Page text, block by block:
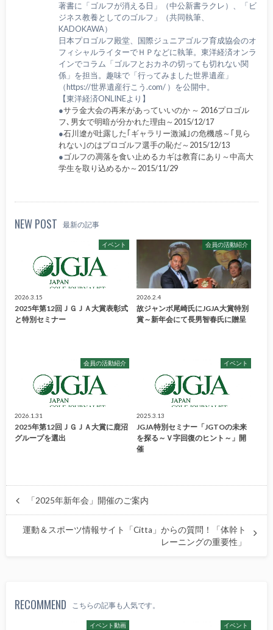
著書に「ゴルフが消える日」（中公新書ラクレ）、「ビ
ジネス教養としてのゴルフ」（共同執筆、
KADOKAWA）
日本プロゴルフ殿堂、国際ジュニアゴルフ育成協会のオ
フィシャルライターでＨＰなどに執筆。東洋経済オンラ
インでコラム「ゴルフとおカネの切っても切れない関
係」を担当。趣味で「行ってみました世界遺産」
（https://世界遺産行こう.com/ ）を公開中。
【東洋経済ONLINEより】
●サラ金大会の再来があっていいのか ～ 2016プロゴル
フ､男女で明暗が分かれた理由～2015/12/17
●石川遼が吐露した｢ギャラリー激減｣の危機感～｢見ら
れない｣のはプロゴルフ選手の恥だ～2015/12/13
●ゴルフの凋落を食い止めるカギは教育にあり～中高大
学生を取り込めるか～2015/11/29
NEW POST 最新の記事
イベント
2026.3.15
2025年第12回ＪＧＪＡ大賞表彰式
と特別セミナー
会員の活動紹介
2026.2.4
故ジャンボ尾崎氏にJGJA大賞特別
賞～新年会にて長男智春氏に贈呈
会員の活動紹介
2026.1.31
2025年第12回ＪＧＪＡ大賞に鹿沼
グループを選出
イベント
2025.3.13
JGJA特別セミナー「JGTOの未来
を探る～Ｖ字回復のヒント～」開
催
「2025年新年会」開催のご案内
運動＆スポーツ情報サイト「Citta」からの質問！「体幹ト
レーニングの重要性」
RECOMMEND こちらの記事も人気です。
イベント動画 イベント